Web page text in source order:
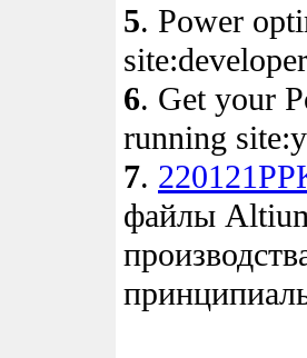
5. Power
6. Get your
running
7.
файлы